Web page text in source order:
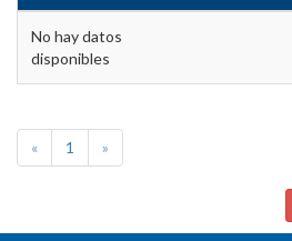
No hay datos
disponibles
« 1 »